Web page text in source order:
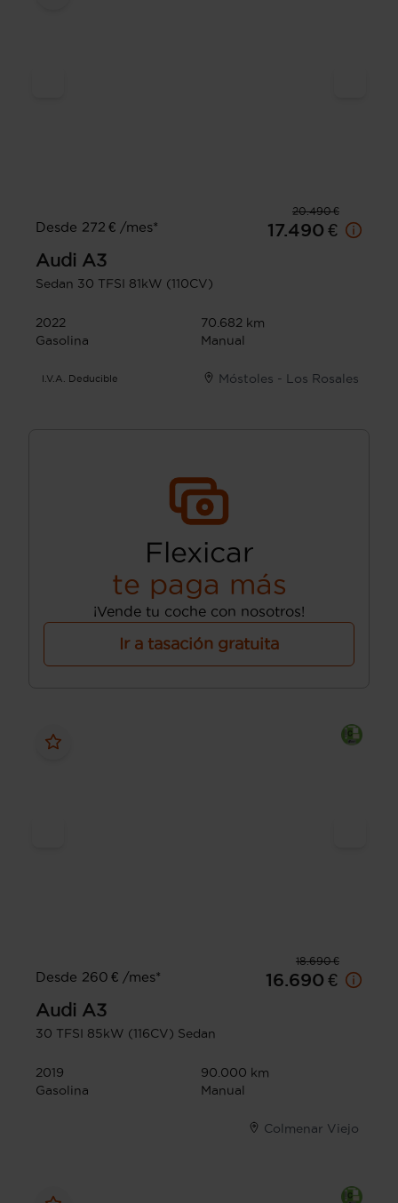
20.490 €
Desde 272 € /mes*
17.490 €
Audi A3
Sedan 30 TFSI 81kW (110CV)
2022
70.682 km
Gasolina
Manual
I.V.A. Deducible Móstoles - Los Rosales
Flexicar
te paga más
¡Vende tu coche con nosotros!
Ir a tasación gratuita
18.690 €
Desde 260 € /mes*
16.690 €
Audi A3
30 TFSI 85kW (116CV) Sedan
2019
90.000 km
Gasolina
Manual
Colmenar Viejo